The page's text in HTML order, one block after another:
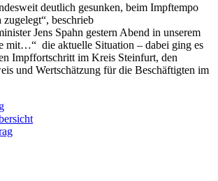
deutlich gesunken, beim Impftempo
beschrieb
Jens Spahn gestern Abend in unserem
mit…“ die aktuelle Situation – dabei ging es
Impffortschritt im Kreis Steinfurt, den
und Wertschätzung für die Beschäftigten im